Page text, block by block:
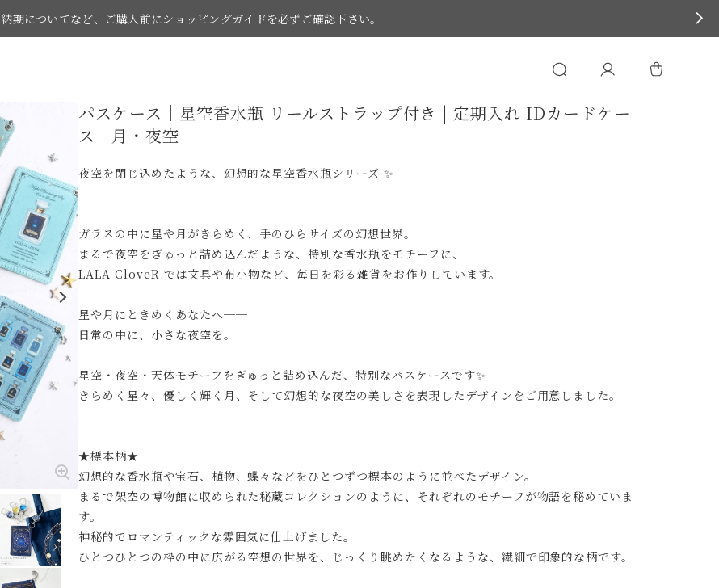
納期についてなど、ご購入前にショッピングガイドを必ずご確認下さい。
お買い物の際はショッピングガイドをご覧下さい。
パスケース｜星空香水瓶 リールストラップ付き | 定期入れ IDカードケー
ス | 月・夜空
夜空を閉じ込めたような、幻想的な星空香水瓶シリーズ ✨
ガラスの中に星や月がきらめく、手のひらサイズの幻想世界。
まるで夜空をぎゅっと詰め込んだような、特別な香水瓶をモチーフに、
LALA CloveR.では文具や布小物など、毎日を彩る雑貨をお作りしています。
星や月にときめくあなたへ──
日常の中に、小さな夜空を。
星空・夜空・天体モチーフをぎゅっと詰め込んだ、特別なパスケースです✨
きらめく星々、優しく輝く月、そして幻想的な夜空の美しさを表現したデザインをご用意しました。
★標本柄★
幻想的な香水瓶や宝石、植物、蝶々などをひとつずつ標本のように並べたデザイン。
まるで架空の博物館に収められた秘蔵コレクションのように、それぞれのモチーフが物語を秘めていま
す。
神秘的でロマンティックな雰囲気に仕上げました。
ひとつひとつの枠の中に広がる空想の世界を、じっくり眺めたくなるような、繊細で印象的な柄です。